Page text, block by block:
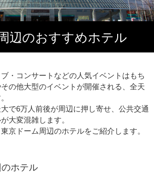
辺のおすすめホテル
・コンサートなどの人気イベントはもち
の他大型のイベントが開催される、全天
で6万人前後が周辺に押し寄せ、公共交通
大変混雑します。
京ドーム周辺のホテルをご紹介します。
ホテル